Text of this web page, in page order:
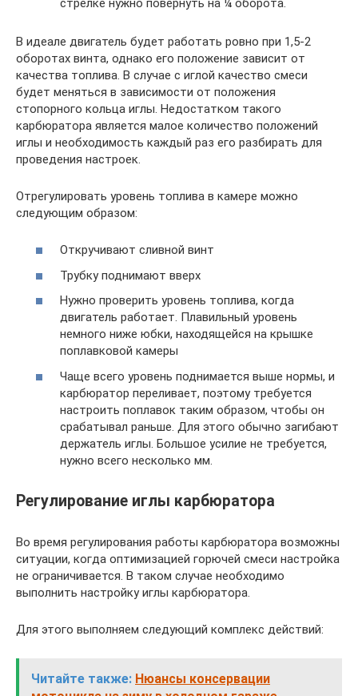
В идеале двигатель будет работать ровно при 1,5-2
оборотах винта, однако его положение зависит от
качества топлива. В случае с иглой качество смеси
будет меняться в зависимости от положения
стопорного кольца иглы. Недостатком такого
карбюратора является малое количество положений
иглы и необходимость каждый раз его разбирать для
проведения настроек.
Отрегулировать уровень топлива в камере можно
следующим образом:
Откручивают сливной винт
Трубку поднимают вверх
Нужно проверить уровень топлива, когда
двигатель работает. Плавильный уровень
немного ниже юбки, находящейся на крышке
поплавковой камеры
Чаще всего уровень поднимается выше нормы, и
карбюратор переливает, поэтому требуется
настроить поплавок таким образом, чтобы он
срабатывал раньше. Для этого обычно загибают
держатель иглы. Большое усилие не требуется,
нужно всего несколько мм.
Регулирование иглы карбюратора
Во время регулирования работы карбюратора возможны
ситуации, когда оптимизацией горючей смеси настройка
не ограничивается. В таком случае необходимо
выполнить настройку иглы карбюратора.
Для этого выполняем следующий комплекс действий:
Читайте также: Нюансы консервации